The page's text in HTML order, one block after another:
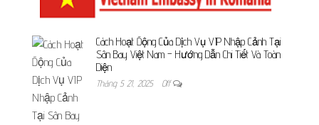
Cách Hoạt Động Của Dịch Vụ VIP Nhập Cảnh Tại
Sân Bay Việt Nam – Hướng Dẫn Chi Tiết Và Toàn
Diện
Tháng 5 21, 2025 Off